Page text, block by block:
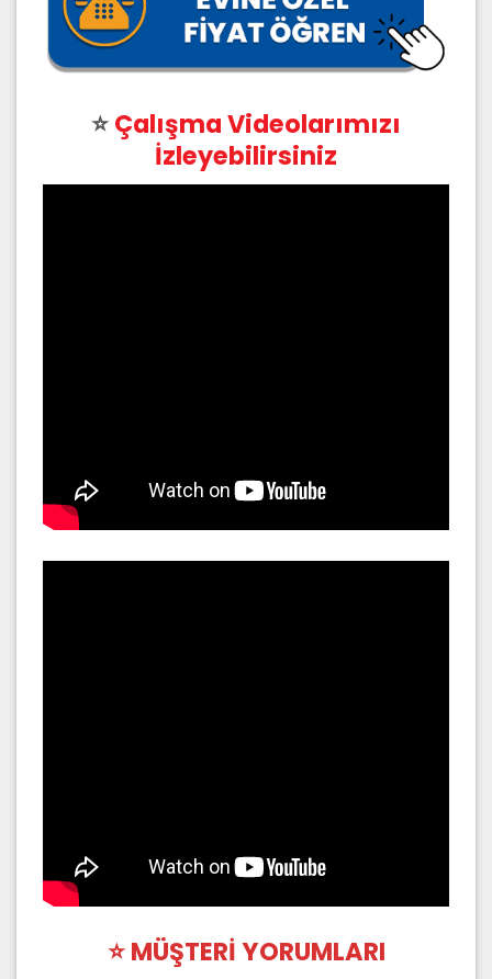
⭐Çalışma Videolarımızı
İzleyebilirsiniz
⭐ MÜŞTERİ YORUMLARI